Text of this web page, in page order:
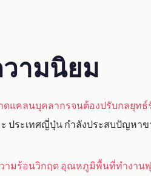
วามนิยม
แคลนบุคลากรจนต้องปรับกลยุทธ์
ประเทศญี่ปุ่น กำลังประสบปัญหา
มร้อนวิกฤต อุณหภูมิพื้นที่ทำงานพุ่